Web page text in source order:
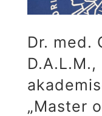
Dr. med.
„Master